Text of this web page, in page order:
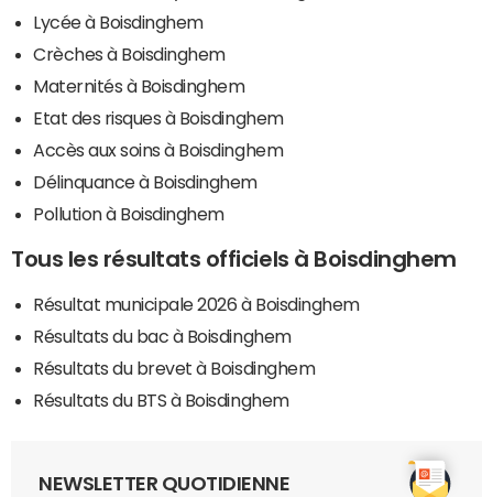
Lycée à Boisdinghem
Crèches à Boisdinghem
Maternités à Boisdinghem
Etat des risques à Boisdinghem
Accès aux soins à Boisdinghem
Délinquance à Boisdinghem
Pollution à Boisdinghem
Tous les résultats officiels à Boisdinghem
Résultat municipale 2026 à Boisdinghem
Résultats du bac à Boisdinghem
Résultats du brevet à Boisdinghem
Résultats du BTS à Boisdinghem
NEWSLETTER QUOTIDIENNE